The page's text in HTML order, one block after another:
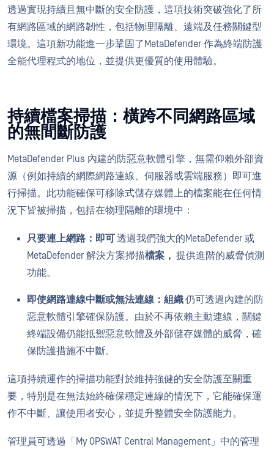
透過實現持續且無中斷的安全防護，這項技術突破強化了所
有網路區域的網路韌性，包括物理隔離、遠端及任務關鍵型
環境。這項新功能進一步鞏固了MetaDefender 作為終端防護
全能代理程式的地位，並提供更優質的使用體驗。
持續檔案掃描：橫跨不同網路區域
的無間斷防護
MetaDefender Plus 內建的防惡意軟體引擎，無需仰賴外部資
源（例如持續的網際網路連線、伺服器或雲端服務）即可進
行掃描。此功能確保可移除式儲存媒體上的檔案能在任何情
況下皆被掃描，包括在物理隔離的環境中：
只要連上網路：即可透過我們強大的MetaDefender 或
MetaDefender 解決方案掃描檔案， 提供進階的威脅偵測
功能。
即使網路連線中斷或無法連線：組織仍可透過內建的防
惡意軟體引擎確保防護。由於不再依賴主動連線，關鍵
終端設備仍能抵禦惡意軟體及外部儲存媒體的威脅，確
保防護措施不中斷。
這項持續運作的掃描功能對於維持強健的安全防護至關重
要，特別是在無法始終確保穩定連線的情況下，它能確保運
作不中斷、讓使用者安心，並提升整體安全防護能力。
管理員可透過「My OPSWAT Central Management」中的管理